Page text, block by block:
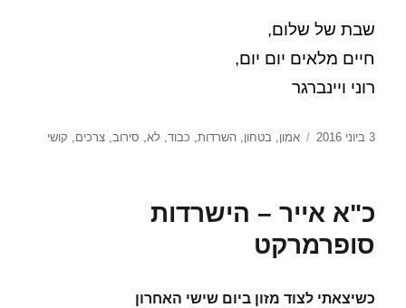
שבת של שלום,
חיים מלאים יום יום,
רוני ויינברגר
פורסם
3 ביוני 2016 תגיות
אמון,בטחון,השרדות, כבוד,לא, סירוב,צרכים, קושי
כ"א אייר – הישרדות
סופרמרקט
כשיצאתי לצוד מזון ביום שישי האחרון